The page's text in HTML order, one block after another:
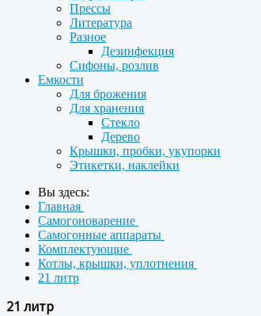
Прессы
Литература
Разное
Дезинфекция
Сифоны, розлив
Емкости
Для брожения
Для хранения
Стекло
Дерево
Крышки, пробки, укупорки
Этикетки, наклейки
Вы здесь:
Главная
Самогоноварение
Самогонные аппараты
Комплектующие
Котлы, крышки, уплотнения
21 литр
21 литр